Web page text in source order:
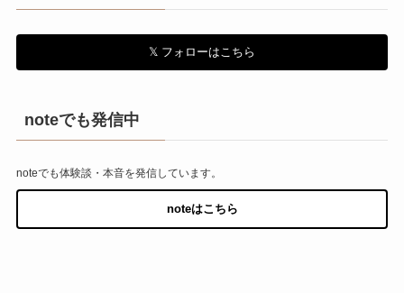
𝕏 フォローはこちら
noteでも発信中
noteでも体験談・本音を発信しています。
noteはこちら